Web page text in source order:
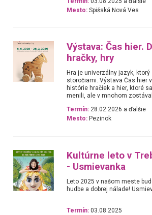
Mesto: Spišská Nová Ves
Výstava: Čas hier.
hračky, hry
Hra je univerzálny jazyk,
storočiami. Výstava Čas hier
histórie hračiek a hier, ktoré
menili, ale v mnohom
Termín: 28.02.2026 a ďalšie
Mesto: Pezinok
Kultúrne leto v
- Usmievanka
Leto 2025 v našom meste
hudbe a dobrej nálade!
Termín: 03.08.2025